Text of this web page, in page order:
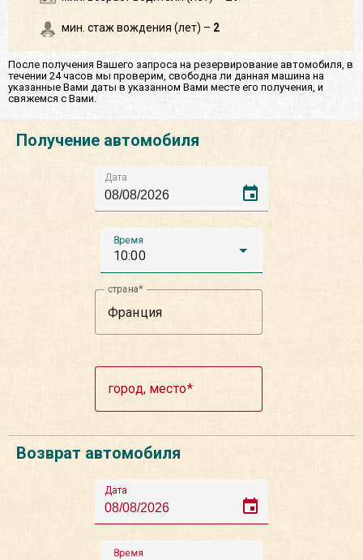
мин. стаж вождения (лет) – 2
После получения Вашего запроса на резервирование автомобиля, в
течении 24 часов мы проверим, свободна ли данная машина на
указанные Вами даты в указанном Вами месте его получения, и
свяжемся с Вами.
Получение автомобиля
Дата
event
Время
10:00
страна
город, место
Возврат автомобиля
Дата
event
Время